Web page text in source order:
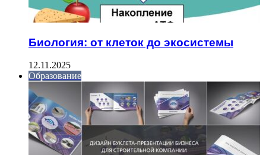
Биология: от клеток до экосистемы
12.11.2025
Образование